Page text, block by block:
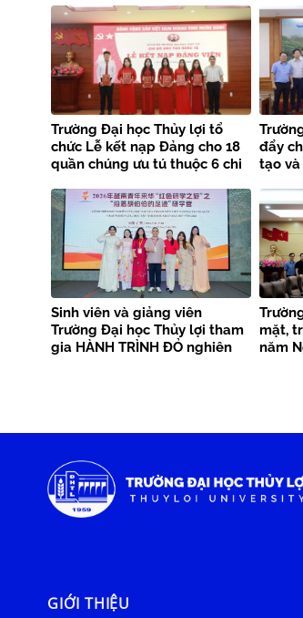
Trường Đại học Thủy lợi tổ
chức Lễ kết nạp Đảng cho 18
quần chúng ưu tú thuộc 6 chi
đẩy
tạo và
Sinh viên và giảng viên
Trường Đại học Thủy lợi tham
gia HÀNH TRÌNH ĐỎ nghiên
2026
mặt,
năm
GIỚI THIỆU